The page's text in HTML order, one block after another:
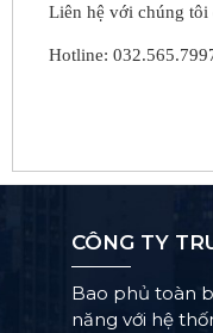
Liên hệ với chúng tôi
Hotline:
CÔNG TY
Bao phủ toàn
năng với hệ